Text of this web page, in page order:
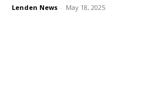
Lenden News - May 18, 2025